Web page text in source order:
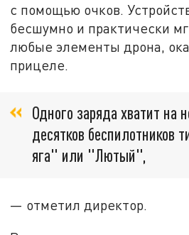
с помощью очков.
бесшумно и практически
любые элементы дрона,
прицеле.
Одного заряда хватит на
десятков беспилотников
яга" или "Лютый",
— отметил директор.